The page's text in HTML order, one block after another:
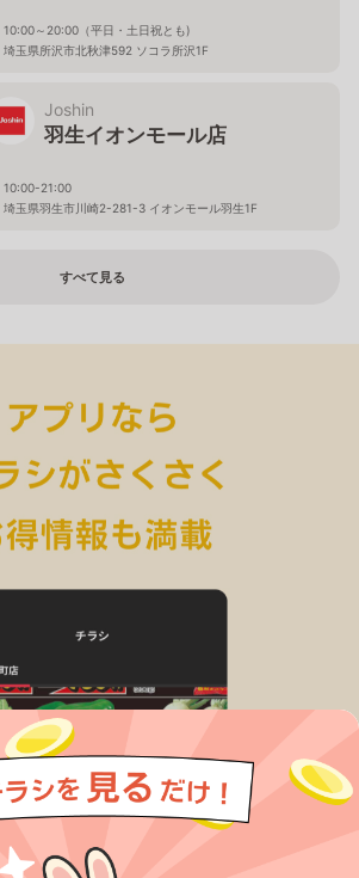
10:00～20:00（平日・土日祝とも)
埼玉県所沢市北秋津592 ソコラ所沢1F
Joshin
羽生イオンモール店
10:00-21:00
埼玉県羽生市川崎2-281-3 イオンモール羽生1F
すべて見る